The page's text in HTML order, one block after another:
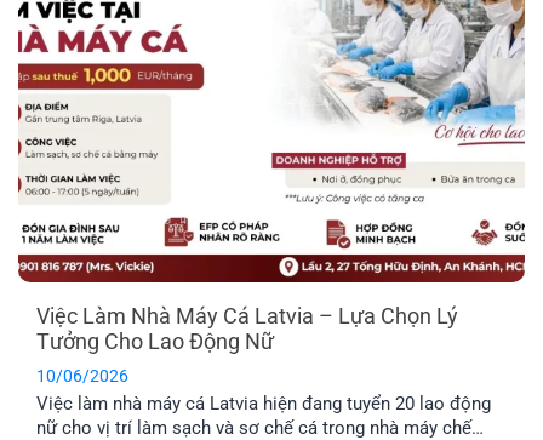
Việc Làm Nhà Máy Cá Latvia – Lựa Chọn Lý
Tưởng Cho Lao Động Nữ
10/06/2026
Việc làm nhà máy cá Latvia hiện đang tuyển 20 lao động
nữ cho vị trí làm sạch và sơ chế cá trong nhà máy chế